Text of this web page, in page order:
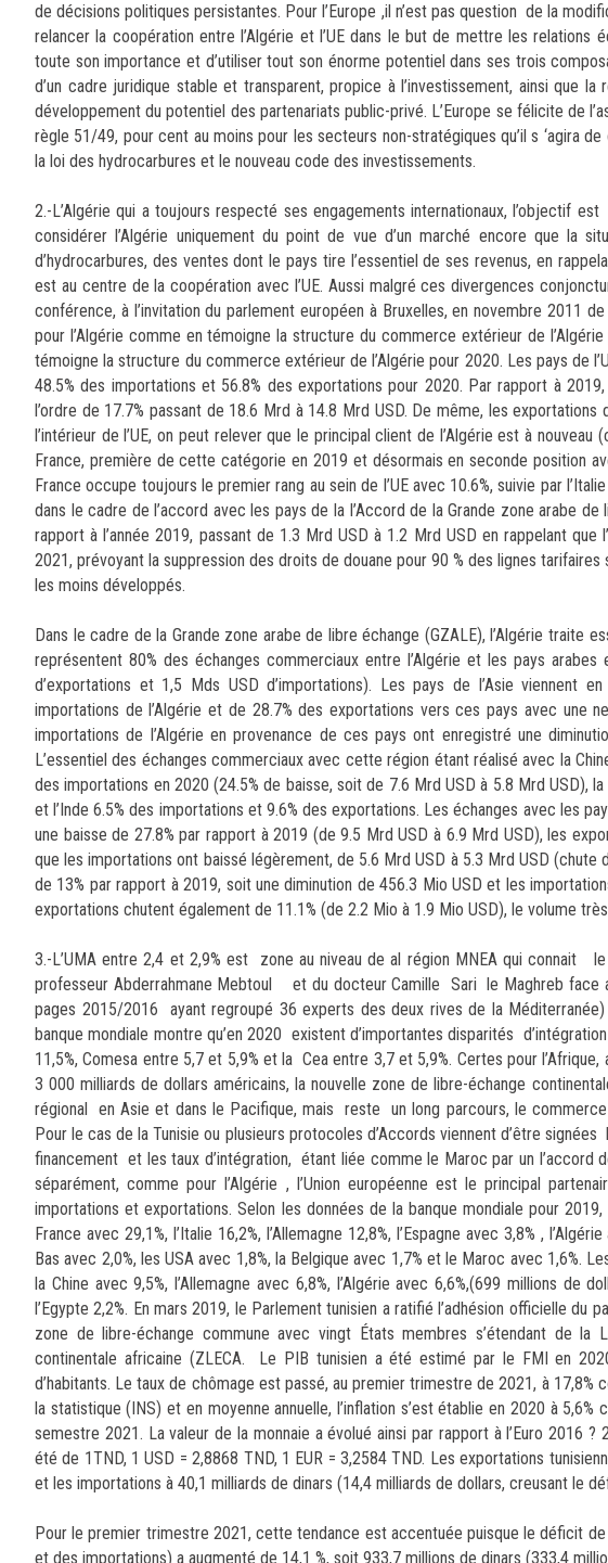
de décisions politiques persistantes. Pour l’Europe ,il n’est pas question de la
relancer la coopération entre l’Algérie et l’UE dans le but de mettre les
toute son importance et d’utiliser tout son énorme potentiel dans ses trois
d’un cadre juridique stable et transparent, propice à l’investissement, ainsi que
développement du potentiel des partenariats public-privé. L’Europe se félicite de
règle 51/49, pour cent au moins pour les secteurs non-stratégiques qu’il s ‘agira
la loi des hydrocarbures et le nouveau code des investissements.
2.-L’Algérie qui a toujours respecté ses engagements internationaux, l’objectif
considérer l’Algérie uniquement du point de vue d’un marché encore que la
d’hydrocarbures, des ventes dont le pays tire l’essentiel de ses revenus, en
est au centre de la coopération avec l’UE. Aussi malgré ces divergences
conférence, à l’invitation du parlement européen à Bruxelles, en novembre 2011
pour l’Algérie comme en témoigne la structure du commerce extérieur de
témoigne la structure du commerce extérieur de l’Algérie pour 2020. Les pays de
48.5% des importations et 56.8% des exportations pour 2020. Par rapport à
l’ordre de 17.7% passant de 18.6 Mrd à 14.8 Mrd USD. De même, les
l’intérieur de l’UE, on peut relever que le principal client de l’Algérie est à
France, première de cette catégorie en 2019 et désormais en seconde position
France occupe toujours le premier rang au sein de l’UE avec 10.6%, suivie par
dans le cadre de l’accord avec les pays de la l’Accord de la Grande zone arabe
rapport à l’année 2019, passant de 1.3 Mrd USD à 1.2 Mrd USD en rappelant
2021, prévoyant la suppression des droits de douane pour 90 % des lignes
les moins développés.
Dans le cadre de la Grande zone arabe de libre échange (GZALE), l’Algérie traite
représentent 80% des échanges commerciaux entre l’Algérie et les pays
d’exportations et 1,5 Mds USD d’importations). Les pays de l’Asie viennent
importations de l’Algérie et de 28.7% des exportations vers ces pays avec une
importations de l’Algérie en provenance de ces pays ont enregistré une
L’essentiel des échanges commerciaux avec cette région étant réalisé avec la
des importations en 2020 (24.5% de baisse, soit de 7.6 Mrd USD à 5.8 Mrd USD),
et l’Inde 6.5% des importations et 9.6% des exportations. Les échanges avec les
une baisse de 27.8% par rapport à 2019 (de 9.5 Mrd USD à 6.9 Mrd USD), les
que les importations ont baissé légèrement, de 5.6 Mrd USD à 5.3 Mrd USD (chute
de 13% par rapport à 2019, soit une diminution de 456.3 Mio USD et les
exportations chutent également de 11.1% (de 2.2 Mio à 1.9 Mio USD), le volume
3.-L’UMA entre 2,4 et 2,9% est zone au niveau de al région MNEA qui connait
professeur Abderrahmane Mebtoul et du docteur Camille Sari le Maghreb face
pages 2015/2016 ayant regroupé 36 experts des deux rives de la
banque mondiale montre qu’en 2020 existent d’importantes disparités
11,5%, Comesa entre 5,7 et 5,9% et la Cea entre 3,7 et 5,9%. Certes pour
3 000 milliards de dollars américains, la nouvelle zone de libre-échange
régional en Asie et dans le Pacifique, mais reste un long parcours, le
Pour le cas de la Tunisie ou plusieurs protocoles d’Accords viennent d’être
financement et les taux d’intégration, étant liée comme le Maroc par un l’accord
séparément, comme pour l’Algérie , l’Union européenne est le principal
importations et exportations. Selon les données de la banque mondiale pour
France avec 29,1%, l’Italie 16,2%, l’Allemagne 12,8%, l’Espagne avec 3,8% ,
Bas avec 2,0%, les USA avec 1,8%, la Belgique avec 1,7% et le Maroc avec 1,6%.
la Chine avec 9,5%, l’Allemagne avec 6,8%, l’Algérie avec 6,6%,(699 millions de
l’Egypte 2,2%. En mars 2019, le Parlement tunisien a ratifié l’adhésion officielle du
zone de libre-échange commune avec vingt États membres s’étendant de
continentale africaine (ZLECA. Le PIB tunisien a été estimé par le FMI en
d’habitants. Le taux de chômage est passé, au premier trimestre de 2021, à
la statistique (INS) et en moyenne annuelle, l’inflation s’est établie en 2020 à
semestre 2021. La valeur de la monnaie a évolué ainsi par rapport à l’Euro 2016
été de 1TND, 1 USD = 2,8868 TND, 1 EUR = 3,2584 TND. Les exportations
et les importations à 40,1 milliards de dinars (14,4 milliards de dollars, creusant le
Pour le premier trimestre 2021, cette tendance est accentuée puisque le déficit
et des importations) a augmenté de 14,1 %, soit 933,7 millions de dinars (333,4